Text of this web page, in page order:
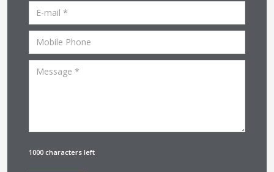
1000 characters left